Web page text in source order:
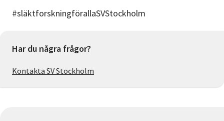
#släktforskningförallaSVStockholm
Har du några frågor?
Kontakta SV Stockholm